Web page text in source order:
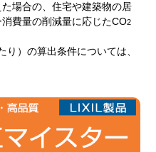
場合の、住宅や建築物の居
費量の削減量に応じたCO2
り）の算出条件については、